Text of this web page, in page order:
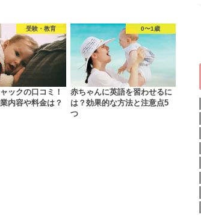
受験・教育
ックの口コミ！
内容や料金は？
0〜1歳
赤ちゃんに英語を習わせるに
は？効果的な方法と注意点5
つ